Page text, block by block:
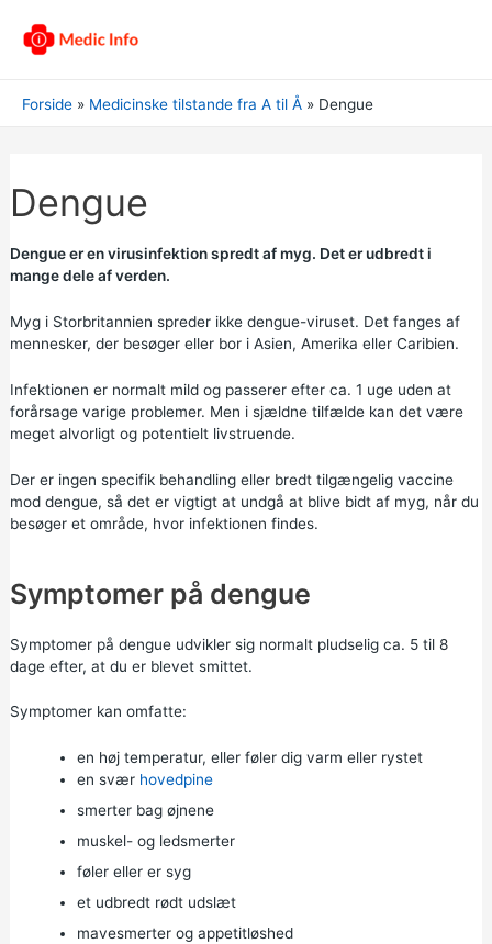
Forside Medicinske tilstande fra A til Å Dengue
Dengue
Dengue er en virusinfektion spredt af myg. Det er udbredt i
mange dele af verden.
Myg i Storbritannien spreder ikke dengue-viruset. Det fanges af
mennesker, der besøger eller bor i Asien, Amerika eller Caribien.
Infektionen er normalt mild og passerer efter ca. 1 uge uden at
forårsage varige problemer. Men i sjældne tilfælde kan det være
meget alvorligt og potentielt livstruende.
Der er ingen specifik behandling eller bredt tilgængelig vaccine
mod dengue, så det er vigtigt at undgå at blive bidt af myg, når du
besøger et område, hvor infektionen findes.
Symptomer på dengue
Symptomer på dengue udvikler sig normalt pludselig ca. 5 til 8
dage efter, at du er blevet smittet.
Symptomer kan omfatte:
en høj temperatur, eller føler dig varm eller rystet
en svær hovedpine
smerter bag øjnene
muskel- og ledsmerter
føler eller er syg
et udbredt rødt udslæt
mavesmerter og appetitløshed